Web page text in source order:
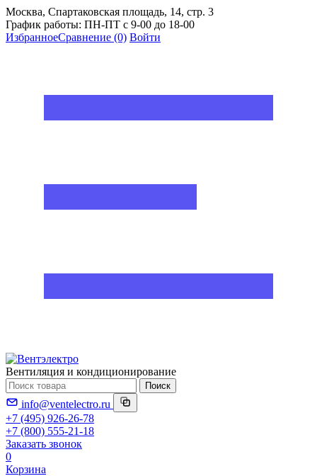
Москва, Спартаковская площадь, 14, стр. 3
График работы: ПН-ПТ с 9-00 до 18-00
ИзбранноеСравнение (0) Войти
Вентиляция и кондиционирование
Поиск
info@ventelectro.ru
+7 (495) 926-26-78
+7 (800) 555-21-18
Заказать звонок
0
Корзина